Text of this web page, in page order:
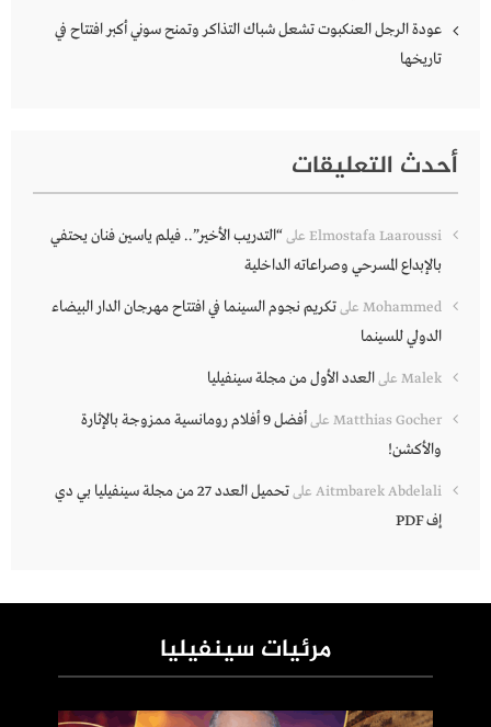
عودة الرجل العنكبوت تشعل شباك التذاكر وتمنح سوني أكبر افتتاح في
تاريخها
أحدث التعليقات
Elmostafa Laaroussi على“التدريب الأخير”.. فيلم ياسين فنان يحتفي
بالإبداع المسرحي وصراعاته الداخلية
Mohammed علىتكريم نجوم السينما في افتتاح مهرجان الدار البيضاء
الدولي للسينما
Malek علىالعدد الأول من مجلة سينفيليا
Matthias Gocher على
أفضل 9 أفلام رومانسية ممزوجة بالإثارة
والأكشن!
Aitmbarek Abdelali على
تحميل العدد 27 من مجلة سينفيليا بي دي
إف PDF
مرئيات سينفيليا